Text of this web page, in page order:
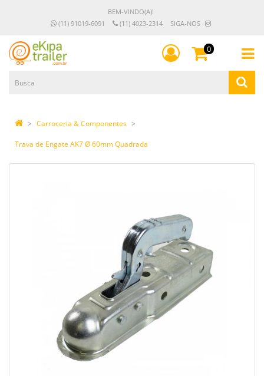
BEM-VINDO(A)!
(11) 91019-6091
(11) 4023-2314 SIGA-NOS
0
Carroceria & Componentes
Trava de Engate AK7 Ø 60mm Quadrada